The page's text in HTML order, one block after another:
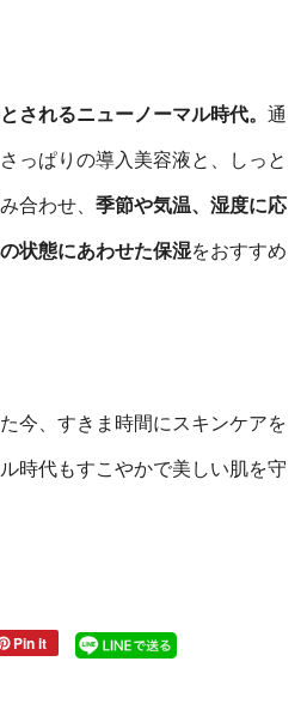
されるニューノーマル時代。 通
っぱりの導入美容液と、しっと
合わせ、 季節や気温、湿度に応
状態にあわせた保湿をおすすめ
今、すきま時間にスキンケアを
時代もすこやかで美しい肌を守
Pin it